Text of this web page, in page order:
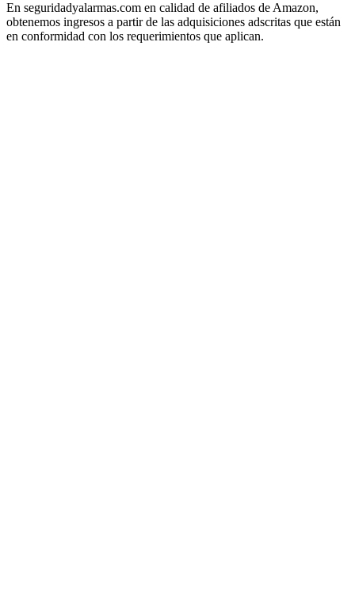
En seguridadyalarmas.com en calidad de afiliados de Amazon,
obtenemos ingresos a partir de las adquisiciones adscritas que están
en conformidad con los requerimientos que aplican.